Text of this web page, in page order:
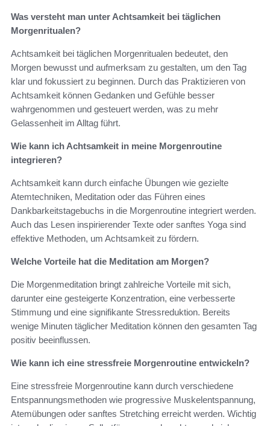
Was versteht man unter Achtsamkeit bei täglichen
Morgenritualen?
Achtsamkeit bei täglichen Morgenritualen bedeutet, den
Morgen bewusst und aufmerksam zu gestalten, um den Tag
klar und fokussiert zu beginnen. Durch das Praktizieren von
Achtsamkeit können Gedanken und Gefühle besser
wahrgenommen und gesteuert werden, was zu mehr
Gelassenheit im Alltag führt.
Wie kann ich Achtsamkeit in meine Morgenroutine
integrieren?
Achtsamkeit kann durch einfache Übungen wie gezielte
Atemtechniken, Meditation oder das Führen eines
Dankbarkeitstagebuchs in die Morgenroutine integriert werden.
Auch das Lesen inspirierender Texte oder sanftes Yoga sind
effektive Methoden, um Achtsamkeit zu fördern.
Welche Vorteile hat die Meditation am Morgen?
Die Morgenmeditation bringt zahlreiche Vorteile mit sich,
darunter eine gesteigerte Konzentration, eine verbesserte
Stimmung und eine signifikante Stressreduktion. Bereits
wenige Minuten täglicher Meditation können den gesamten Tag
positiv beeinflussen.
Wie kann ich eine stressfreie Morgenroutine entwickeln?
Eine stressfreie Morgenroutine kann durch verschiedene
Entspannungsmethoden wie progressive Muskelentspannung,
Atemübungen oder sanftes Stretching erreicht werden. Wichtig